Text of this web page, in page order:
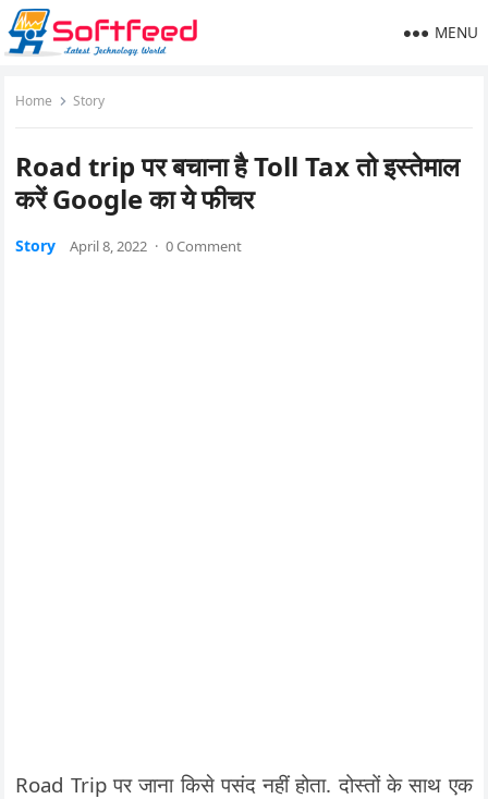
MENU
Home Story
Road trip पर बचाना है Toll Tax तो इस्तेमाल
करें Google का ये फीचर
Story April 8, 2022 · 0 Comment
Road Trip पर जाना किसे पसंद नहीं होता. दोस्तों के साथ एक